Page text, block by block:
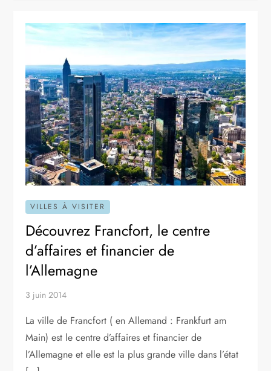
VILLES À VISITER
Découvrez Francfort, le centre
d’affaires et financier de
l’Allemagne
3 juin 2014
La ville de Francfort ( en Allemand : Frankfurt am
Main) est le centre d’affaires et financier de
l’Allemagne et elle est la plus grande ville dans l’état